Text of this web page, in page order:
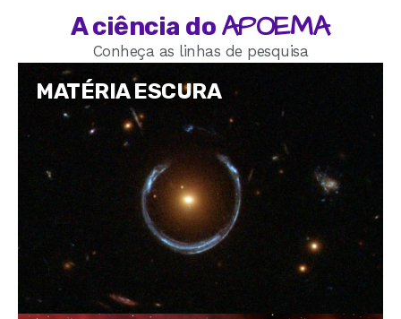
A ciência do APOEMA
Conheça as linhas de pesquisa
MATÉRIA ESCURA